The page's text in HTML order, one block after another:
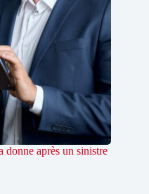
donne après un sinistre